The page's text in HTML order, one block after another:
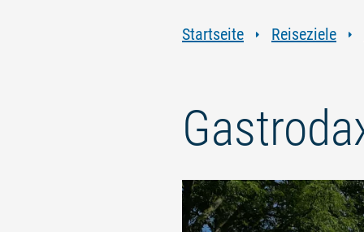
Startseite Reiseziele